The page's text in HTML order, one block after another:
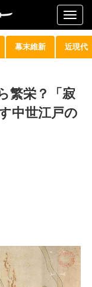
幕末維新 近現代
繁栄？「寂
中世江戸の